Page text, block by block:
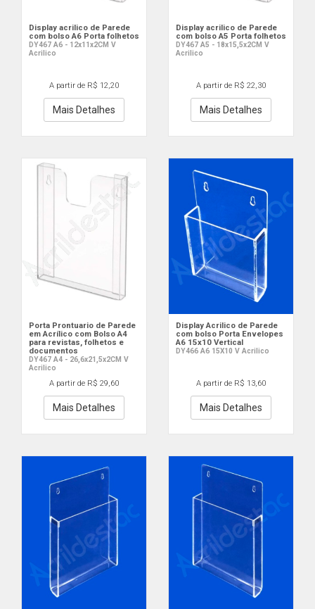
Display acrilico de Parede
com bolso A6 Porta folhetos
DY467 A6 - 12x11x2CM V
Acrilico
A partir de R$ 12,20
Mais Detalhes
Display acrilico de Parede
com bolso A5 Porta folhetos
DY467 A5 - 18x15,5x2CM V
Acrilico
A partir de R$ 22,30
Mais Detalhes
Porta Prontuario de Parede
em Acrílico com Bolso A4
para revistas, folhetos e
documentos
DY467 A4 - 26,6x21,5x2CM V
Acrilico
A partir de R$ 29,60
Mais Detalhes
Display Acrilico de Parede
com bolso Porta Envelopes
A6 15x10 Vertical
DY466 A6 15X10 V Acrilico
A partir de R$ 13,60
Mais Detalhes